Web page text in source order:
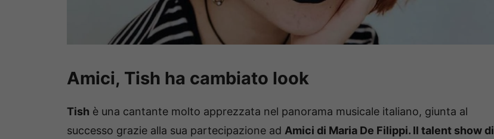
Amici, Tish ha cambiato look
Tish è una cantante molto apprezzata nel panorama musicale italiano, giunta al
successo grazie alla sua partecipazione ad Amici di Maria De Filippi. Il talent show di